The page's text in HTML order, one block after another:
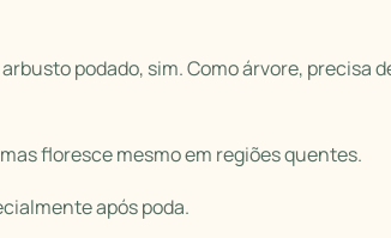
podado, sim. Como árvore, precisa
floresce mesmo em regiões quentes.
após poda.